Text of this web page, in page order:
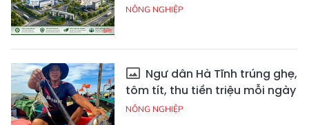
NÔNG NGHIỆP
Ngư dân Hà Tĩnh trúng ghẹ,
tôm tít, thu tiền triệu mỗi ngày
NÔNG NGHIỆP